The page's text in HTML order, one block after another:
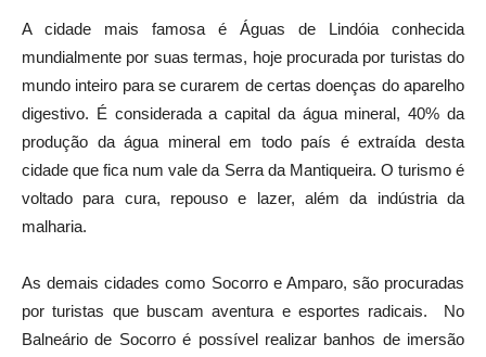
A cidade mais famosa é Águas de Lindóia conhecida
mundialmente por suas termas, hoje procurada por turistas do
mundo inteiro para se curarem de certas doenças do aparelho
digestivo. É considerada a capital da água mineral, 40% da
produção da água mineral em todo país é extraída desta
cidade que fica num vale da Serra da Mantiqueira. O turismo é
voltado para cura, repouso e lazer, além da indústria da
malharia.
As demais cidades como Socorro e Amparo, são procuradas
por turistas que buscam aventura e esportes radicais. No
Balneário de Socorro é possível realizar banhos de imersão